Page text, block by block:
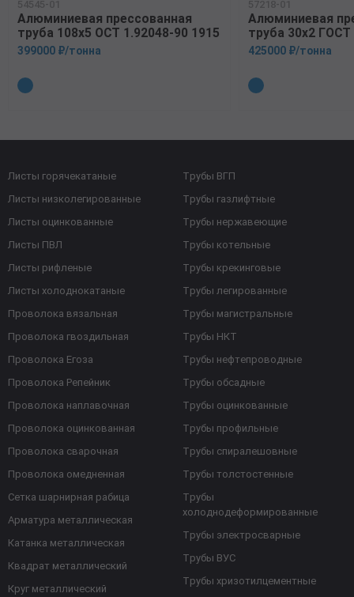
54545-01
Алюминиевая прессованная
труба 108х5 ОСТ 1.92048-90 1915
399000 ₽/тонна
57218-01
Алюминиевая
труба 30х2
425000 ₽/тонна
Листы горячекатаные
Листы низколегированные
Листы оцинкованные
Листы ПВЛ
Листы рифленые
Листы холоднокатаные
Проволока вязальная
Проволока гвоздильная
Проволока Егоза
Проволока Репейник
Проволока наплавочная
Проволока оцинкованная
Проволока сварочная
Проволока омедненная
Сетка шарнирная рабица
Арматура металлическая
Катанка металлическая
Квадрат металлический
Круг металлический
Трубы ВГП
Трубы газлифтные
Трубы нержавеющие
Трубы котельные
Трубы крекинговые
Трубы легированные
Трубы магистральные
Трубы НКТ
Трубы нефтепроводные
Трубы обсадные
Трубы оцинкованные
Трубы профильные
Трубы спиралешовные
Трубы толстостенные
Трубы
холоднодеформированные
Трубы электросварные
Трубы ВУС
Трубы хризотилцементные